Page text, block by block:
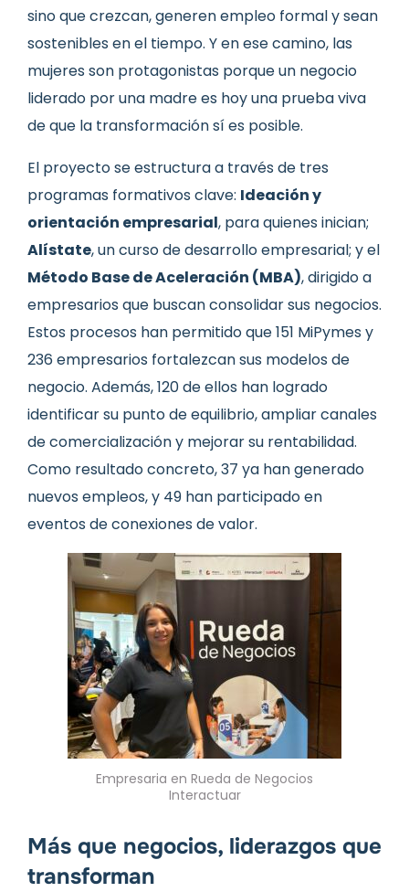
sino que crezcan, generen empleo formal y sean
sostenibles en el tiempo. Y en ese camino, las
mujeres son protagonistas porque un negocio
liderado por una madre es hoy una prueba viva
de que la transformación sí es posible.
El proyecto se estructura a través de tres
programas formativos clave: Ideación y
orientación empresarial, para quienes inician;
Alístate, un curso de desarrollo empresarial; y el
Método Base de Aceleración (MBA), dirigido a
empresarios que buscan consolidar sus negocios.
Estos procesos han permitido que 151 MiPymes y
236 empresarios fortalezcan sus modelos de
negocio. Además, 120 de ellos han logrado
identificar su punto de equilibrio, ampliar canales
de comercialización y mejorar su rentabilidad.
Como resultado concreto, 37 ya han generado
nuevos empleos, y 49 han participado en
eventos de conexiones de valor.
Empresaria en Rueda de Negocios
Interactuar
Más que negocios, liderazgos que
transforman